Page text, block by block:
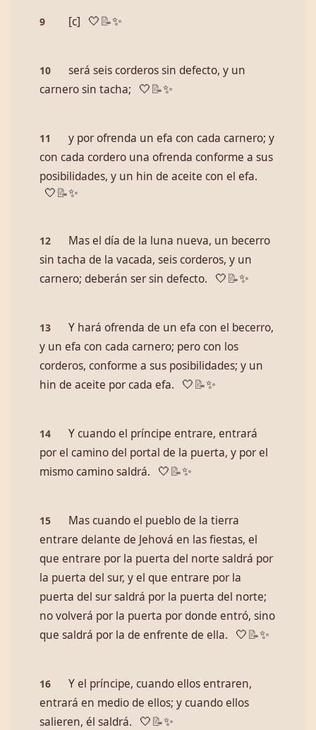
9 [c] 🤍 📝✨
10
será seis corderos sin defecto, y un
carnero sin tacha;
🤍 📝✨
11
y por ofrenda un efa con cada carnero; y
con cada cordero una ofrenda conforme a sus
posibilidades, y un hin de aceite con el efa.
🤍 📝✨
12
Mas el día de la luna nueva, un becerro
sin tacha de la vacada, seis corderos, y un
carnero; deberán ser sin defecto.
🤍 📝✨
13
Y hará ofrenda de un efa con el becerro,
y un efa con cada carnero; pero con los
corderos, conforme a sus posibilidades; y un
hin de aceite por cada efa.
🤍 📝✨
14
Y cuando el príncipe entrare, entrará
por el camino del portal de la puerta, y por el
mismo camino saldrá.
🤍 📝✨
15
Mas cuando el pueblo de la tierra
entrare delante de Jehová en las fiestas, el
que entrare por la puerta del norte saldrá por
la puerta del sur, y el que entrare por la
puerta del sur saldrá por la puerta del norte;
no volverá por la puerta por donde entró, sino
que saldrá por la de enfrente de ella.
🤍 📝✨
16
Y el príncipe, cuando ellos entraren,
entrará en medio de ellos; y cuando ellos
salieren, él saldrá.
🤍 📝✨